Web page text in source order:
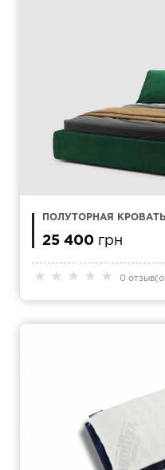
★ ★ ★ ★ ★ 0
ПОЛУТОРНАЯ КРОВАТЬ
25 400 грн